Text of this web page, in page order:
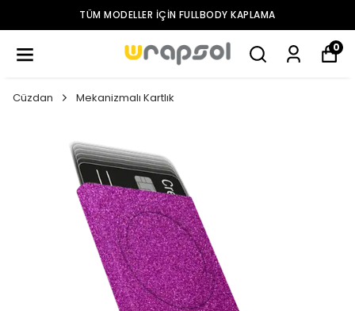
TÜM MODELLER IÇIN FULLBODY KAPLAMA
0
Cüzdan Mekanizmalı Kartlık